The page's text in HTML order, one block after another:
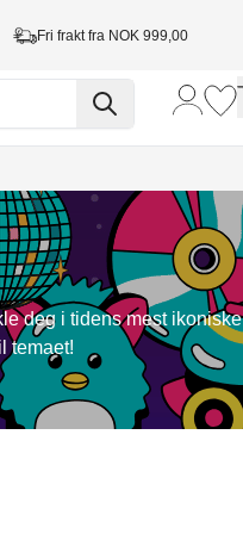
Fri frakt fra NOK 999,00
deg i tidens mest ikoniske
temaet!